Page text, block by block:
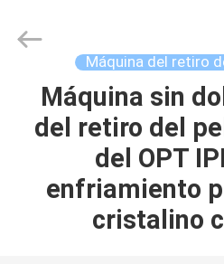
HOGAR
PRODUCTOS
Copyright
shrlasermachine.com.
Reserved.
Máquina del retiro
Máquina sin
del retiro del
del OPT
enfriamiento
cristalino